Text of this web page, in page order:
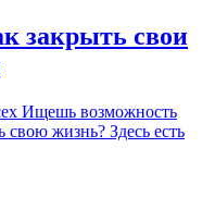
закрыть свои
Ищешь возможность
свою жизнь? Здесь есть